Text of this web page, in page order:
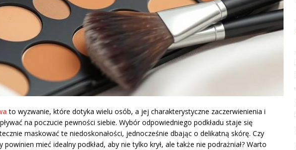
to wyzwanie, które dotyka wielu osób, a jej charakterystyczne zaczerwienienia i
na poczucie pewności siebie. Wybór odpowiedniego podkładu staje się
maskować te niedoskonałości, jednocześnie dbając o delikatną skórę. Czy
powinien mieć idealny podkład, aby nie tylko krył, ale także nie podrażniał? Warto